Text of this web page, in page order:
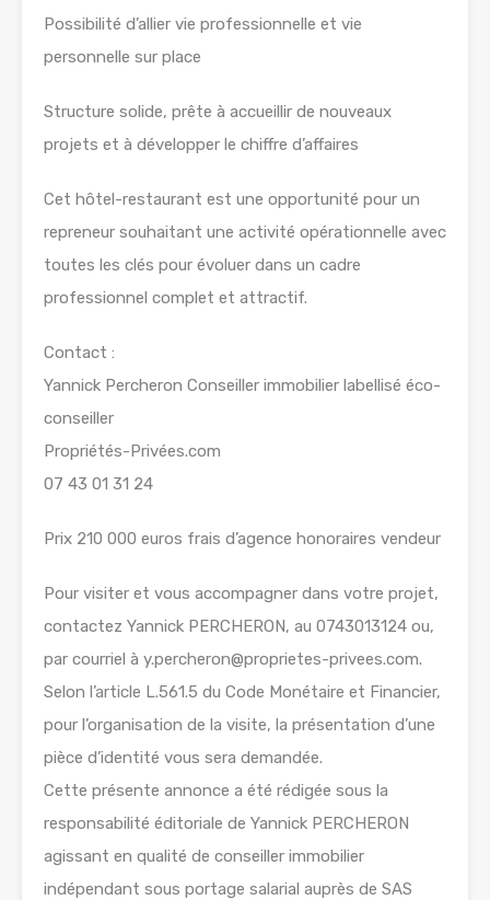
Possibilité d’allier vie professionnelle et vie
personnelle sur place
Structure solide, prête à accueillir de nouveaux
projets et à développer le chiffre d’affaires
Cet hôtel-restaurant est une opportunité pour un
repreneur souhaitant une activité opérationnelle avec
toutes les clés pour évoluer dans un cadre
professionnel complet et attractif.
Contact :
Yannick Percheron Conseiller immobilier labellisé éco-
conseiller
Propriétés-Privées.com
07 43 01 31 24
Prix 210 000 euros frais d’agence honoraires vendeur
Pour visiter et vous accompagner dans votre projet,
contactez Yannick PERCHERON, au 0743013124 ou,
par courriel à y.percheron@proprietes-privees.com.
Selon l’article L.561.5 du Code Monétaire et Financier,
pour l’organisation de la visite, la présentation d’une
pièce d’identité vous sera demandée.
Cette présente annonce a été rédigée sous la
responsabilité éditoriale de Yannick PERCHERON
agissant en qualité de conseiller immobilier
indépendant sous portage salarial auprès de SAS